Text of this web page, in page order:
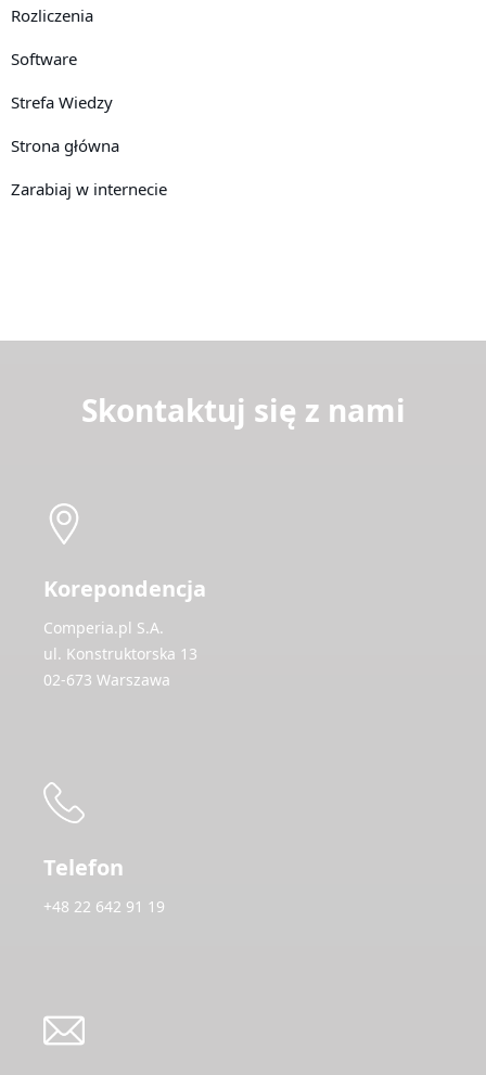
Rozliczenia
Software
Strefa Wiedzy
Strona główna
Zarabiaj w internecie
Skontaktuj się z nami
Korepondencja
Comperia.pl S.A.
ul. Konstruktorska 13
02-673 Warszawa
Telefon
+48 22 642 91 19